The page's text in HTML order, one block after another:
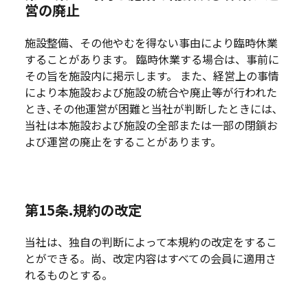
営の廃止
施設整備、その他やむを得ない事由により臨時休業
することがあります。 臨時休業する場合は、事前に
その旨を施設内に掲示します。 また、経営上の事情
により本施設および施設の統合や廃止等が行われた
とき､その他運営が困難と当社が判断したときには､
当社は本施設および施設の全部または一部の閉鎖お
よび運営の廃止をすることがあります。
第15条.規約の改定
当社は、独自の判断によって本規約の改定をするこ
とができる。尚、改定内容はすべての会員に適用さ
れるものとする。